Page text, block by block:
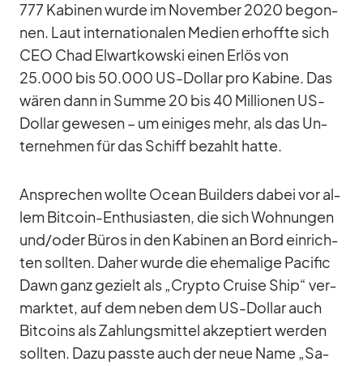
777 Ka­bi­nen wurde im No­vem­ber 2020 be­gon­
nen. Laut in­ter­na­tio­na­len Me­dien er­hoffte sich
CEO Chad El­wart­kow­ski ei­nen Er­lös von
25.000 bis 50.000 US-Dol­lar pro Ka­bine. Das
wä­ren dann in Summe 20 bis 40 Mil­lio­nen US-
Dol­lar ge­we­sen – um ei­ni­ges mehr, als das Un­
ter­neh­men für das Schiff be­zahlt hatte.
An­spre­chen wollte Ocean Buil­ders da­bei vor al­
lem Bit­coin-En­thu­si­as­ten, die sich Woh­nun­gen
und/​oder Bü­ros in den Ka­bi­nen an Bord ein­rich­
ten soll­ten. Da­her wurde die ehe­ma­lige Pa­ci­fic
Dawn ganz ge­zielt als „Crypto Cruise Ship“ ver­
mark­tet, auf dem ne­ben dem US-Dol­lar auch
Bit­co­ins als Zah­lungs­mit­tel ak­zep­tiert wer­den
soll­ten. Dazu passte auch der neue Name „Sa­